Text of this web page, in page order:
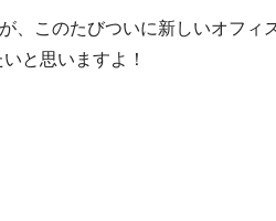
、このたびついに新しいオフィ
と思いますよ！